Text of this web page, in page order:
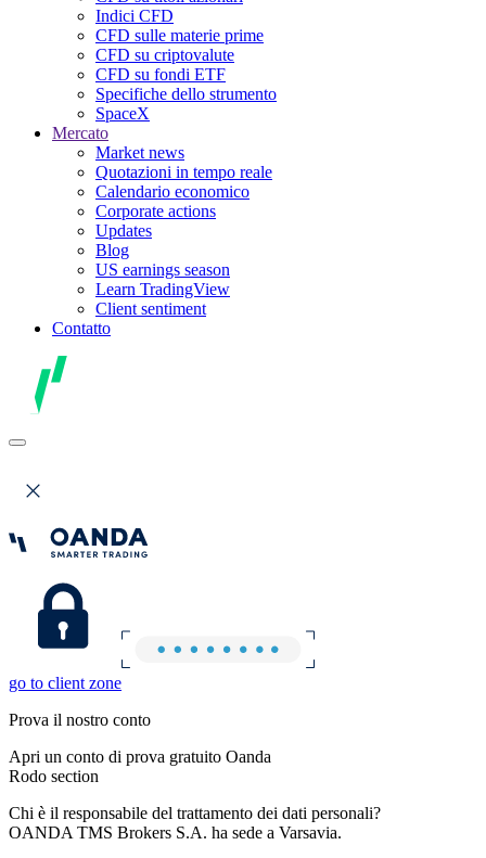
Indici CFD
CFD sulle materie prime
CFD su criptovalute
CFD su fondi ETF
Specifiche dello strumento
SpaceX
Mercato
Market news
Quotazioni in tempo reale
Calendario economico
Corporate actions
Updates
Blog
US earnings season
Learn TradingView
Client sentiment
Contatto
go to client zone
Prova il nostro conto
Apri un conto di prova gratuito Oanda
Rodo section
Chi è il responsabile del trattamento dei dati personali?
OANDA TMS Brokers S.A. ha sede a Varsavia.